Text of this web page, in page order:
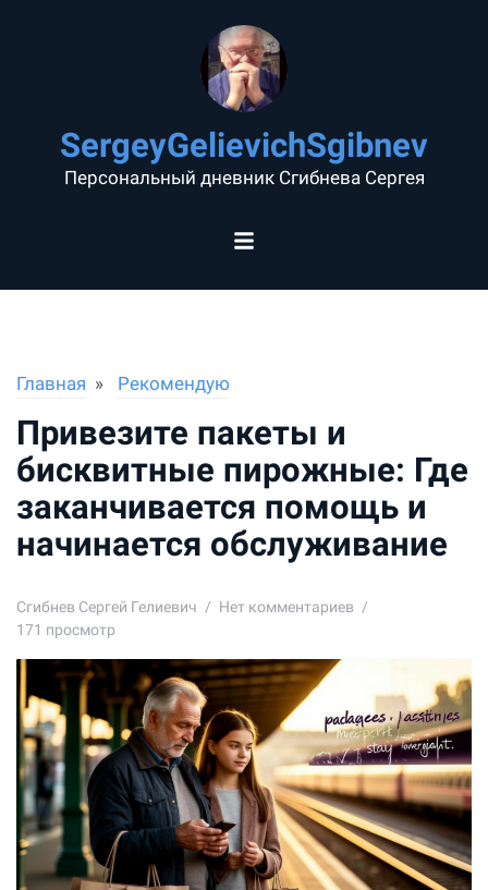
SergeyGelievichSgibnev
Персональный дневник Сгибнева Сергея
Главная Рекомендую
Привезите пакеты и
бисквитные пирожные: Где
заканчивается помощь и
начинается обслуживание
Сгибнев Сергей Гелиевич
Нет комментариев
171 просмотр